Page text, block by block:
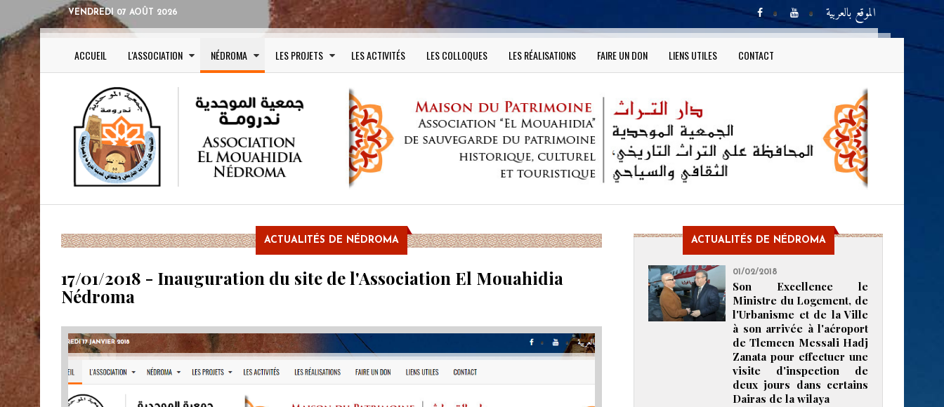
VENDREDI 07 AOÛT 2026 الموقع بالعربية
ACCUEIL L'ASSOCIATION NÉDROMA LES PROJETS LES ACTIVITÉS LES COLLOQUES LES RÉALISATIONS FAIRE UN DON LIENS UTILES CONTACT
ACTUALITÉS DE NÉDROMA
17/01/2018 - Inauguration du site de l'Association El Mouahidia
Nédroma
ACTUALITÉS DE NÉDROMA
01/02/2018
Son Excellence le
Ministre du Logement, de
l'Urbanisme et de la Ville
à son arrivée à l'aéroport
de Tlemcen Messali Hadj
Zanata pour effectuer une
visite d'inspection de
deux jours dans certains
Dairas de la wilaya